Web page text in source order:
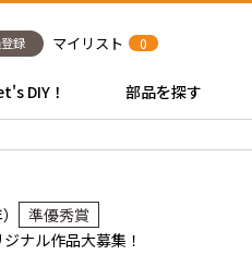
録 マイリスト 0
DIY！ 部品を探す
準優秀賞
ナル作品大募集！